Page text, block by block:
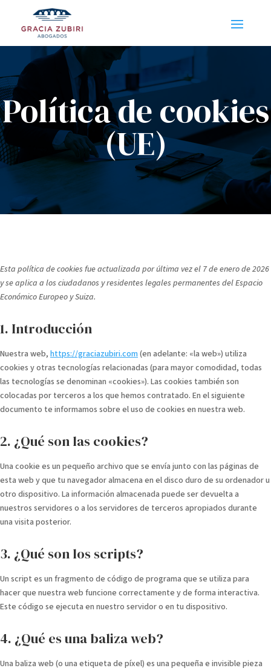
Política de cookies
(UE)
Esta política de cookies fue actualizada por última vez el 7 de enero de 2026
y se aplica a los ciudadanos y residentes legales permanentes del Espacio
Económico Europeo y Suiza.
1. Introducción
Nuestra web, https://graciazubiri.com (en adelante: «la web») utiliza
cookies y otras tecnologías relacionadas (para mayor comodidad, todas
las tecnologías se denominan «cookies»). Las cookies también son
colocadas por terceros a los que hemos contratado. En el siguiente
documento te informamos sobre el uso de cookies en nuestra web.
2. ¿Qué son las cookies?
Una cookie es un pequeño archivo que se envía junto con las páginas de
esta web y que tu navegador almacena en el disco duro de su ordenador u
otro dispositivo. La información almacenada puede ser devuelta a
nuestros servidores o a los servidores de terceros apropiados durante
una visita posterior.
3. ¿Qué son los scripts?
Un script es un fragmento de código de programa que se utiliza para
hacer que nuestra web funcione correctamente y de forma interactiva.
Este código se ejecuta en nuestro servidor o en tu dispositivo.
4. ¿Qué es una baliza web?
Una baliza web (o una etiqueta de píxel) es una pequeña e invisible pieza